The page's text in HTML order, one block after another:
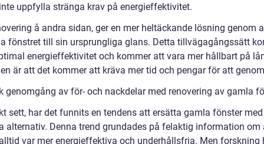
uppfylla stränga krav på energieffektivitet.
å andra sidan, ger en mer heltäckande lösning genom
fönstret till sin ursprungliga glans. Detta tillvägagångssätt
energieffektivitet och kommer att vara mer hållbart på
är att det kommer att kräva mer tid och pengar för att
genomgång av för- och nackdelar med renovering av gamla
sett, har det funnits en tendens att ersätta gamla fönster med
alternativ. Denna trend grundades på felaktig information om
var mer energieffektiva och underhållsfria. Men forskning